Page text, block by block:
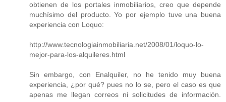
obtienen de los portales inmobiliarios, creo que depende
muchísimo del producto. Yo por ejemplo tuve una buena
experiencia con Loquo:
http://www.tecnologiainmobiliaria.net/2008/01/loquo-lo-
mejor-para-los-alquileres.html
Sin embargo, con Enalquiler, no he tenido muy buena
experiencia, ¿por qué? pues no lo se, pero el caso es que
apenas me llegan correos ni solicitudes de información.